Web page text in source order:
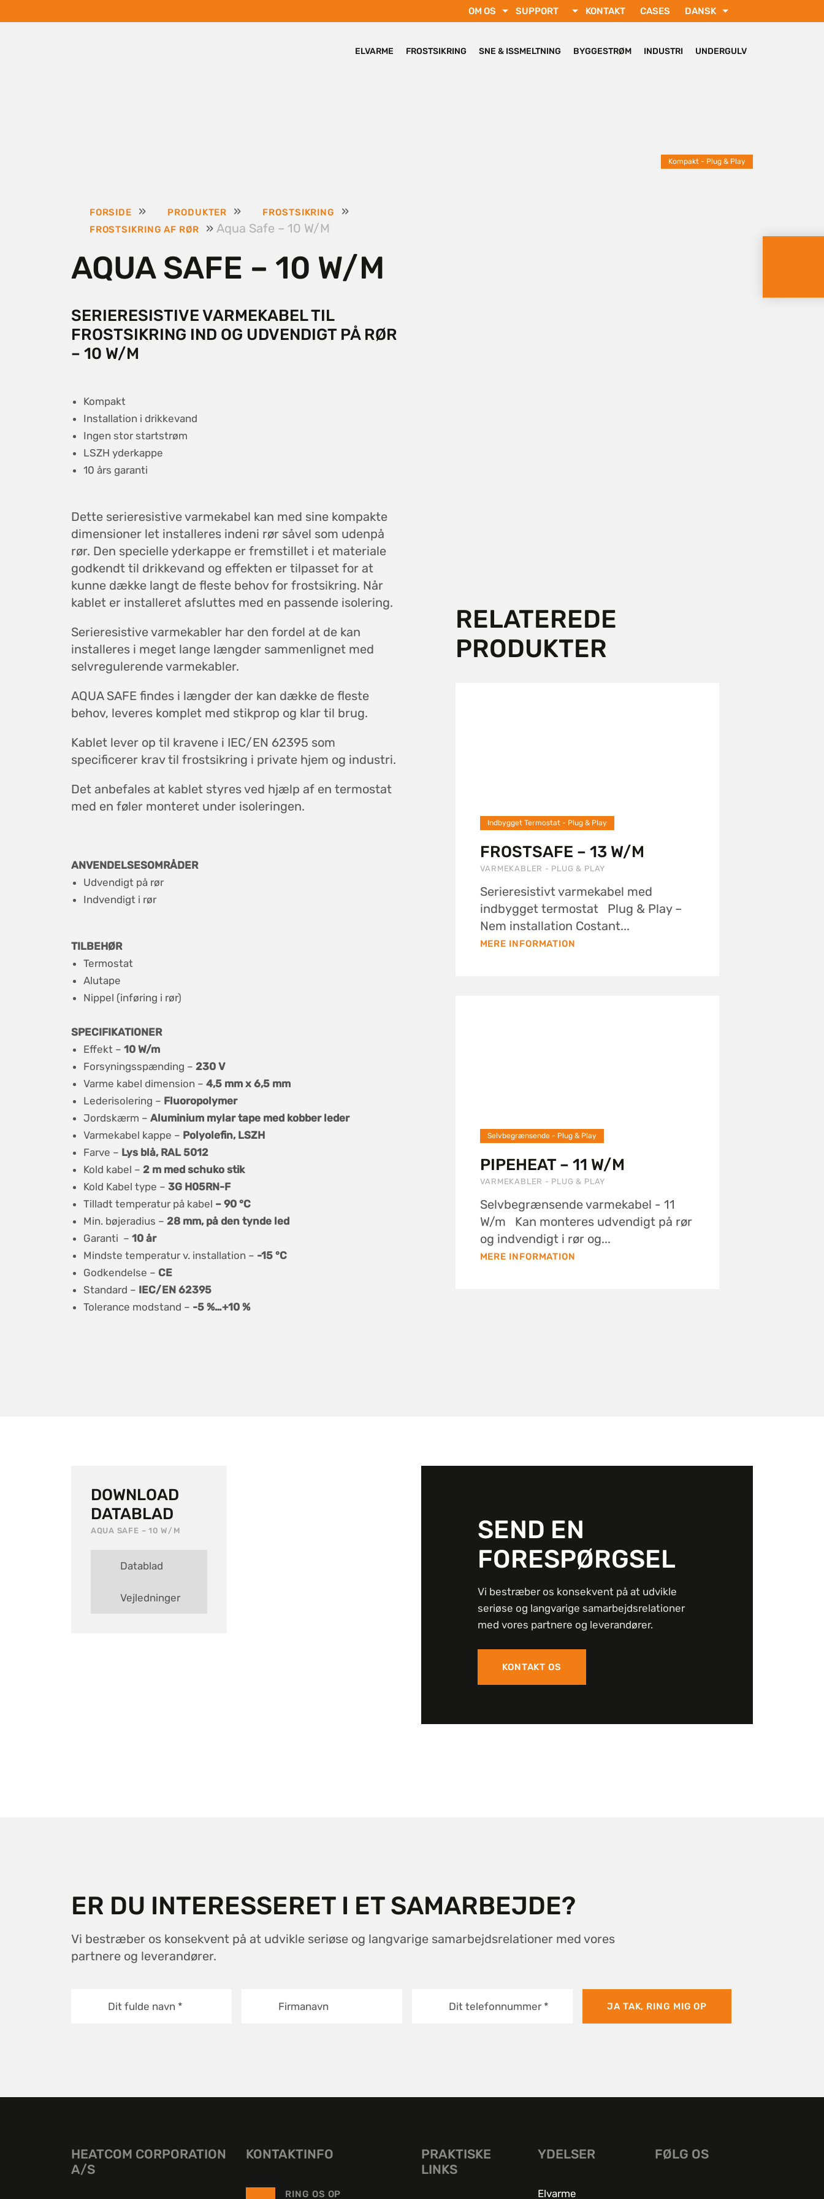
OM OS SUPPORT KONTAKT CASES DANSK
РУССКИЙ
ELVARME FROSTSIKRING SNE & ISSMELTNING BYGGESTRØM INDUSTRI UNDERGULV
FORSIDE » PRODUKTER » FROSTSIKRING »
FROSTSIKRING AF RØR » Aqua Safe – 10 W/M
AQUA SAFE – 10 W/M
SERIERESISTIVE VARMEKABEL TIL
FROSTSIKRING IND OG UDVENDIGT PÅ RØR
– 10 W/M
Kompakt
Installation i drikkevand
Ingen stor startstrøm
LSZH yderkappe
10 års garanti
Dette serieresistive varmekabel kan med sine kompakte
dimensioner let installeres indeni rør såvel som udenpå
rør. Den specielle yderkappe er fremstillet i et materiale
godkendt til drikkevand og effekten er tilpasset for at
kunne dække langt de fleste behov for frostsikring. Når
kablet er installeret afsluttes med en passende isolering.
Serieresistive varmekabler har den fordel at de kan
installeres i meget lange længder sammenlignet med
selvregulerende varmekabler.
AQUA SAFE findes i længder der kan dække de fleste
behov, leveres komplet med stikprop og klar til brug.
Kablet lever op til kravene i IEC/EN 62395 som
specificerer krav til frostsikring i private hjem og industri.
Det anbefales at kablet styres ved hjælp af en termostat
med en føler monteret under isoleringen.
ANVENDELSESOMRÅDER
Udvendigt på rør
Indvendigt i rør
TILBEHØR
Termostat
Alutape
Nippel (inføring i rør)
SPECIFIKATIONER
Effekt – 10 W/m
Forsyningsspænding – 230 V
Varme kabel dimension – 4,5 mm x 6,5 mm
Lederisolering – Fluoropolymer
Jordskærm – Aluminium mylar tape med kobber leder
Varmekabel kappe – Polyolefin, LSZH
Farve – Lys blå, RAL 5012
Kold kabel – 2 m med schuko stik
Kold Kabel type – 3G H05RN-F
Tilladt temperatur på kabel – 90 °C
Min. bøjeradius – 28 mm, på den tynde led
Garanti – 10 år
Mindste temperatur v. installation – -15 °C
Godkendelse – CE
Standard – IEC/EN 62395
Tolerance modstand – -5 %…+10 %
Kompakt - Plug & Play
RELATEREDE
PRODUKTER
Indbygget Termostat - Plug & Play
FROSTSAFE – 13 W/M
VARMEKABLER - PLUG & PLAY
Serieresistivt varmekabel med
indbygget termostat Plug & Play –
Nem installation Costant...
MERE INFORMATION
Selvbegrænsende - Plug & Play
PIPEHEAT – 11 W/M
VARMEKABLER - PLUG & PLAY
Selvbegrænsende varmekabel - 11
W/m Kan monteres udvendigt på rør
og indvendigt i rør og...
MERE INFORMATION
DOWNLOAD
DATABLAD
AQUA SAFE – 10 W/M
Datablad
Vejledninger
SEND EN
FORESPØRGSEL
Vi bestræber os konsekvent på at udvikle
seriøse og langvarige samarbejdsrelationer
med vores partnere og leverandører.
KONTAKT OS
ER DU INTERESSERET I ET SAMARBEJDE?
Vi bestræber os konsekvent på at udvikle seriøse og langvarige samarbejdsrelationer med vores
partnere og leverandører.
Dit fulde navn * Firmanavn Dit telefonnummer * JA TAK, RING MIG OP
HEATCOM CORPORATION
A/S
KONTAKTINFO
RING OS OP
PRAKTISKE
LINKS
YDELSER
Elvarme
FØLG OS